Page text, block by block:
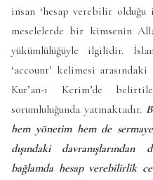
insan ‘hesap verebilir
meselelerde bir kimsenin
yükümlülüğüyle ilgilidir.
‘account’ kelimesi
Kur’an-ı Kerim’de
sorumluluğunda yatmaktadır.
hem yönetim hem de
dışındaki
bağlamda hesap verebilirlik